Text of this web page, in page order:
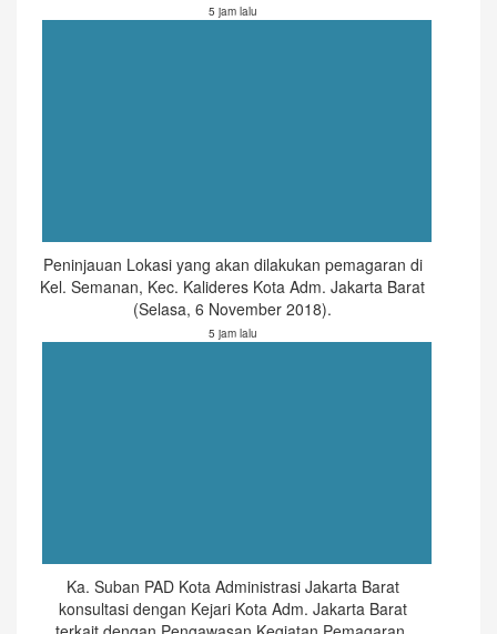
5 jam lalu
Peninjauan Lokasi yang akan dilakukan pemagaran di
Kel. Semanan, Kec. Kalideres Kota Adm. Jakarta Barat
(Selasa, 6 November 2018).
5 jam lalu
Ka. Suban PAD Kota Administrasi Jakarta Barat
konsultasi dengan Kejari Kota Adm. Jakarta Barat